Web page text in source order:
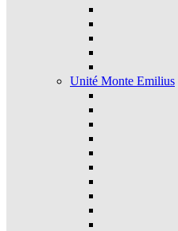
Unité Monte Emilius